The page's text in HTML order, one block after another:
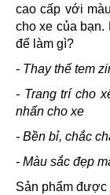
cao cấp với
cho xe của bạn.
để làm gì?
- Thay thế tem
- Trang trí cho
nhấn cho xe
- Bền bỉ, chắc
- Màu sắc đẹp
Sản phẩm được